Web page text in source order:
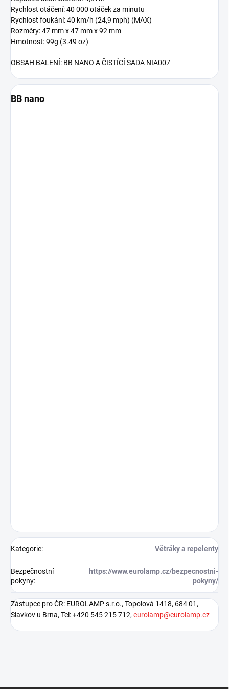
Rychlost otáčení: 40 000 otáček za minutu
Rychlost foukání: 40 km/h (24,9 mph) (MAX)
Rozměry: 47 mm x 47 mm x 92 mm
Hmotnost: 99g (3.49 oz)
OBSAH BALENÍ: BB NANO A ČISTÍCÍ SADA NIA007
BB nano
Kategorie: Větráky a repelenty
Bezpečnostní
pokyny:
https://www.eurolamp.cz/bezpecnostni-
pokyny/
Zástupce pro ČR: EUROLAMP s.r.o., Topolová 1418, 684 01,
Slavkov u Brna, Tel: +420 545 215 712, eurolamp@eurolamp.cz